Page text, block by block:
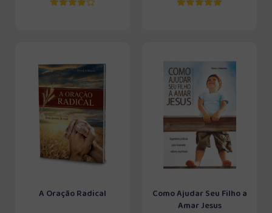
A Oração Radical
Como Ajudar Seu Filho a
Amar Jesus